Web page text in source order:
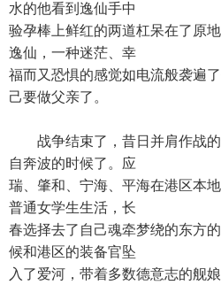
水的他看到逸仙手中
验孕棒上鲜红的两道杠呆在了原
逸仙，一种迷茫、幸
福而又恐惧的感觉如电流般袭遍
己要做父亲了。
战争结束了，昔日并肩作战的
自奔波的时候了。应
瑞、肇和、宁海、平海在港区本
普通女学生生活，长
春选择去了自己魂牵梦绕的东方
候和港区的装备官坠
入了爱河，带着多数德意志的舰